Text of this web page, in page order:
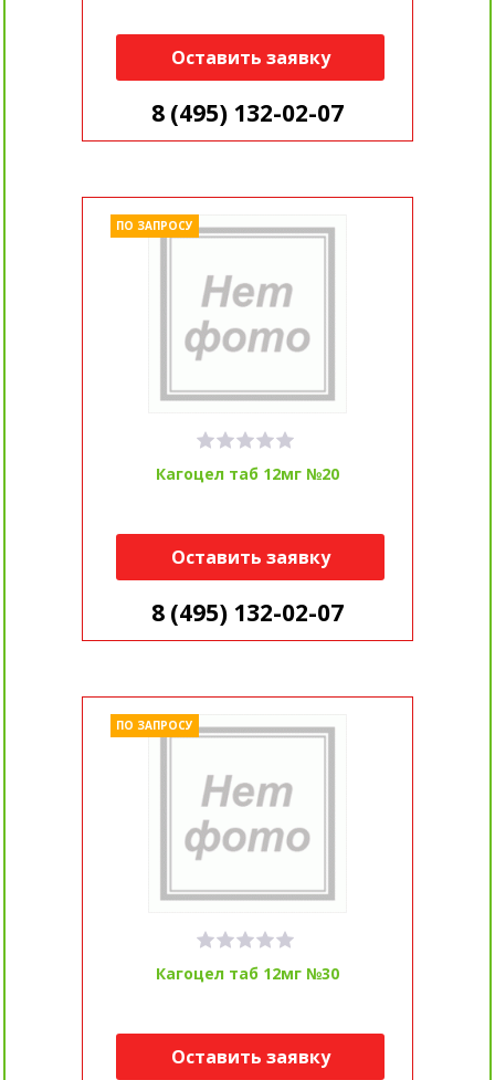
Оставить заявку
8 (495) 132-02-07
Кагоцел таб 12мг №20
ПО ЗАПРОСУ
Оставить заявку
8 (495) 132-02-07
Кагоцел таб 12мг №30
ПО ЗАПРОСУ
Оставить заявку